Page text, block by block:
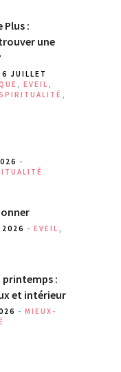
Plus :
une
JUILLET
EVEIL
-
2026 - EVEIL
printemps :
et intérieur
- MIEUX-